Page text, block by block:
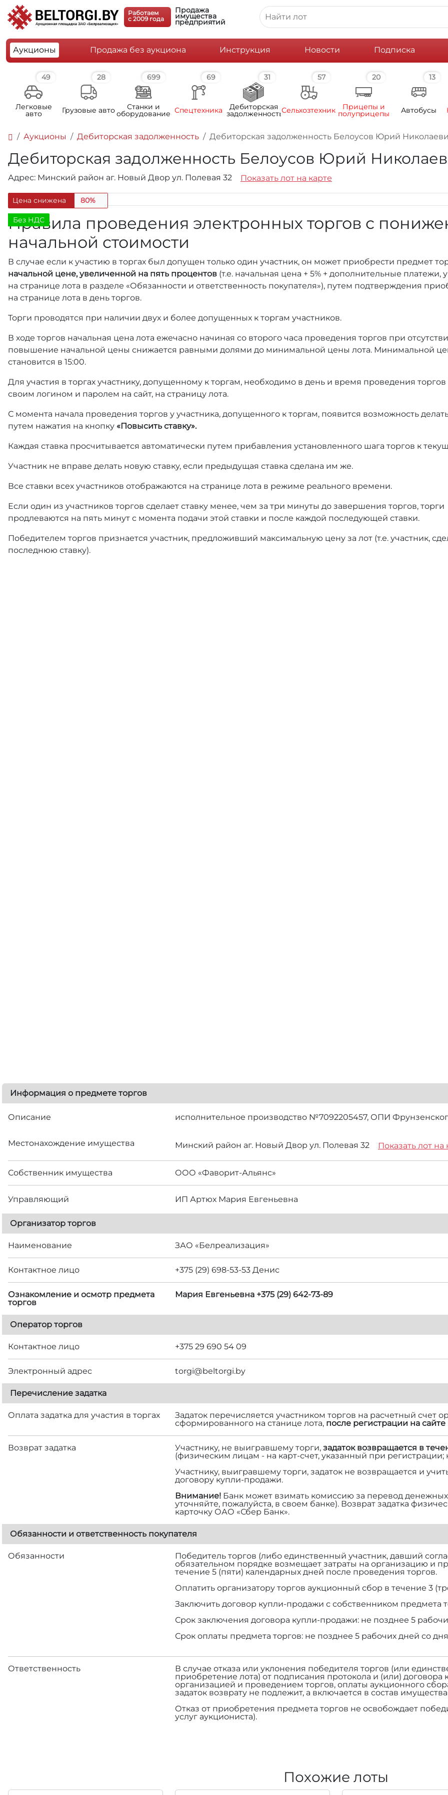
Работаем
c 2009 года
Продажа
имущества
предприятий
Аукционы Продажа без аукциона Инструкция Новости Подписка
49
Легковые
авто
28
Грузовые авто
699
Станки и
оборудование
69
Спецтехника
31
Дебиторская
задолженность
57
Сельхозтехника
20
Прицепы и
полуприцепы
13
Автобусы
Аукционы Дебиторская задолженность Дебиторская задолженность Белоусов Юрий
Дебиторская задолженность Белоусов Юрий
Адрес: Минский район аг. Новый Двор ул. Полевая 32 Показать лот на карте
Цена снижена 80%
Без НДС
Правила проведения электронных торгов с
начальной стоимости
В случае если к участию в торгах был допущен только один участник, он может приобрести предмет
начальной цене, увеличенной на пять процентов (т.е. начальная цена + 5% + дополнительные платежи,
на странице лота в разделе «Обязанности и ответственность покупателя»), путем подтверждения
на странице лота в день торгов.
Торги проводятся при наличии двух и более допущенных к торгам участников.
В ходе торгов начальная цена лота ежечасно начиная со второго часа проведения торгов при
повышение начальной цены снижается равными долями до минимальной цены лота. Минимальной
становится в 15:00.
Для участия в торгах участнику, допущенному к торгам, необходимо в день и время проведения
своим логином и паролем на сайт, на страницу лота.
С момента начала проведения торгов у участника, допущенного к торгам, появится возможность
путем нажатия на кнопку «Повысить ставку».
Каждая ставка просчитывается автоматически путем прибавления установленного шага торгов к
Участник не вправе делать новую ставку, если предыдущая ставка сделана им же.
Все ставки всех участников отображаются на странице лота в режиме реального времени.
Если один из участников торгов сделает ставку менее, чем за три минуты до завершения торгов, торги
продлеваются на пять минут с момента подачи этой ставки и после каждой последующей ставки.
Победителем торгов признается участник, предложивший максимальную цену за лот (т.е. участник,
последнюю ставку).
Информация о предмете торгов
Описание исполнительное производство №7092205457, ОПИ
Местонахождение имущества Минский район аг. Новый Двор ул. Полевая 32 Показать лот на
Собственник имущества ООО «Фаворит-Альянс»
Управляющий ИП Артюх Мария Евгеньевна
Организатор торгов
Наименование ЗАО «Белреализация»
Контактное лицо +375 (29) 698-53-53 Денис
Ознакомление и осмотр предмета
торгов
Мария Евгеньевна +375 (29) 642-73-89
Оператор торгов
Контактное лицо +375 29 690 54 09
Электронный адрес torgi@beltorgi.by
Перечисление задатка
Оплата задатка для участия в торгах
Задаток перечисляется участником торгов на расчетный счет
сформированного на станице лота, после регистрации на сайте
Возврат задатка Участнику, не выигравшему торги, задаток возвращается в
(физическим лицам - на карт-счет, указанный при
Участнику, выигравшему торги, задаток не возвращается и
договору купли-продажи.
Внимание! Банк может взимать комиссию за перевод
уточняйте, пожалуйста, в своем банке). Возврат задатка
карточку ОАО «Сбер Банк».
Обязанности и ответственность покупателя
Обязанности
Победитель торгов (либо единственный участник, давший
обязательном порядке возмещает затраты на организацию и
течение 5 (пяти) календарных дней после проведения торгов.
Оплатить организатору торгов аукционный сбор в течение 3
Заключить договор купли-продажи с собственником предмета
Срок заключения договора купли-продажи: не позднее 5
Срок оплаты предмета торгов: не позднее 5 рабочих дней со
Ответственность
В случае отказа или уклонения победителя торгов (или
приобретение лота) от подписания протокола и (или)
организацией и проведением торгов, оплаты аукционного
задаток возврату не подлежит, а включается в состав
Отказ от приобретения предмета торгов не освобождает
услуг аукциониста).
Похожие лоты